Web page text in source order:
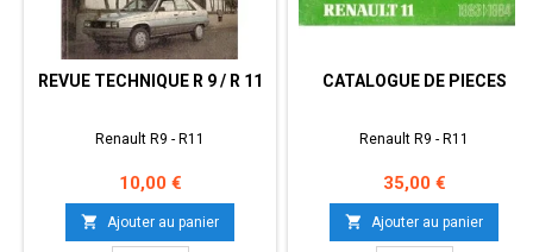
REVUE TECHNIQUE R 9 / R 11
Renault R9 - R11
Prix
10,00 €
 Ajouter au panier
CATALOGUE DE PIECES
Renault R9 - R11
Prix
35,00 €
 Ajouter au panier